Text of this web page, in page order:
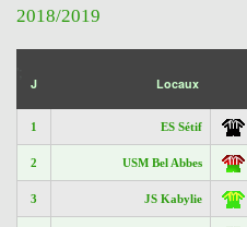
2018/2019
J Locaux
1 ES Sétif
2 USM Bel Abbes
3 JS Kabylie